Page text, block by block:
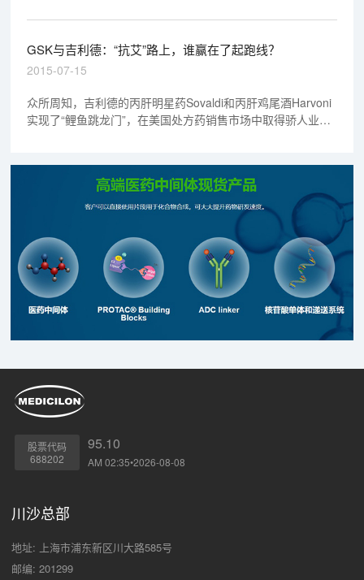
年全年的支付额一样多。根据处方数，吉利德拿走了丙肝药市
场的大头。
GSK与吉利德：“抗艾”路上，谁赢在了起跑线？
2015-07-15
众所周知，吉利德的丙肝明星药Sovaldi和丙肝鸡尾酒Harvoni
实现了“鲤鱼跳龙门”，在美国处方药销售市场中取得骄人业
股票代码
688202
95.10
AM 02:35•2026-08-08
川沙总部
地址: 上海市浦东新区川大路585号
邮编: 201299